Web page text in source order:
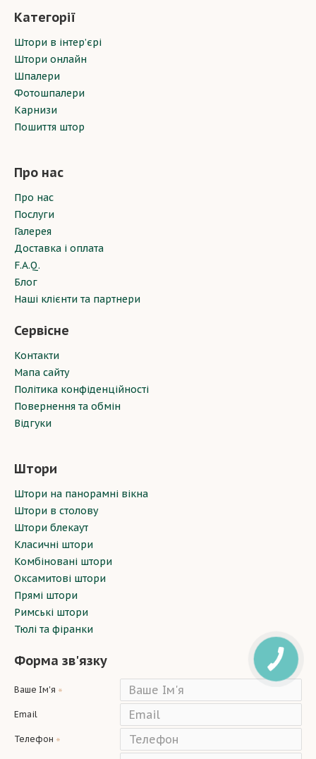
Категорії
Штори в інтер’єрі
Штори онлайн
Шпалери
Фотошпалери
Карнизи
Пошиття штор
Про нас
Про нас
Послуги
Галерея
Доставка і оплата
F.A.Q.
Блог
Наші клієнти та партнери
Сервісне
Контакти
Мапа сайту
Політика конфіденційності
Повернення та обмін
Відгуки
Штори
Штори на панорамні вікна
Штори в столову
Штори блекаут
Класичні штори
Комбіновані штори
Оксамитові штори
Прямі штори
Римські штори
Тюлі та фіранки
Форма зв'язку
Ваше Ім'я
Email
Телефон